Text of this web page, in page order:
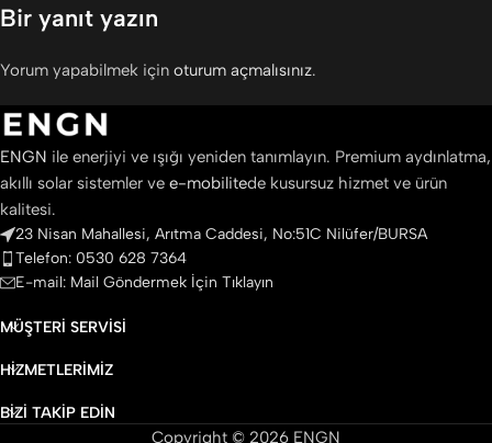
Bir yanıt yazın
Yorum yapabilmek için oturum açmalısınız.
ENGN ile enerjiyi ve ışığı yeniden tanımlayın. Premium aydınlatma,
akıllı solar sistemler ve e-mobilitede kusursuz hizmet ve ürün
kalitesi.
23 Nisan Mahallesi, Arıtma Caddesi, No:51C Nilüfer/BURSA
Telefon: 0530 628 7364
E-mail: Mail Göndermek İçin Tıklayın
MÜŞTERI SERVISI
HIZMETLERIMIZ
BIZI TAKIP EDIN
Copyright © 2026 ENGN